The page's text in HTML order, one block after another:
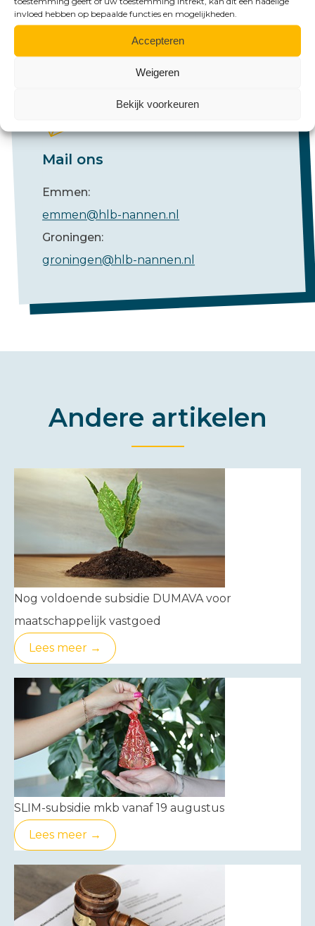
invloed hebben op bepaalde functies en mogelijkheden.
Accepteren
Weigeren
Bekijk voorkeuren
Groningen:
+31 (0)50 526 65 33
Mail ons
Emmen:
emmen@hlb-nannen.nl
Groningen:
groningen@hlb-nannen.nl
Andere artikelen
Nog voldoende subsidie DUMAVA voor
maatschappelijk vastgoed
Lees meer →
SLIM-subsidie mkb vanaf 19 augustus
Lees meer →